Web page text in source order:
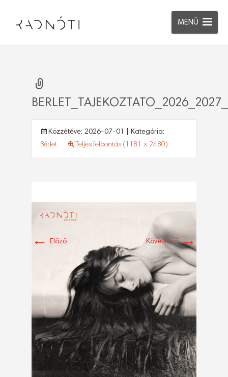
MENÜ
Közzétéve: 2026-07-01
| Kategória:
Bérlet
Teljes felbontás (1181 × 2480)
← Előző Következő→